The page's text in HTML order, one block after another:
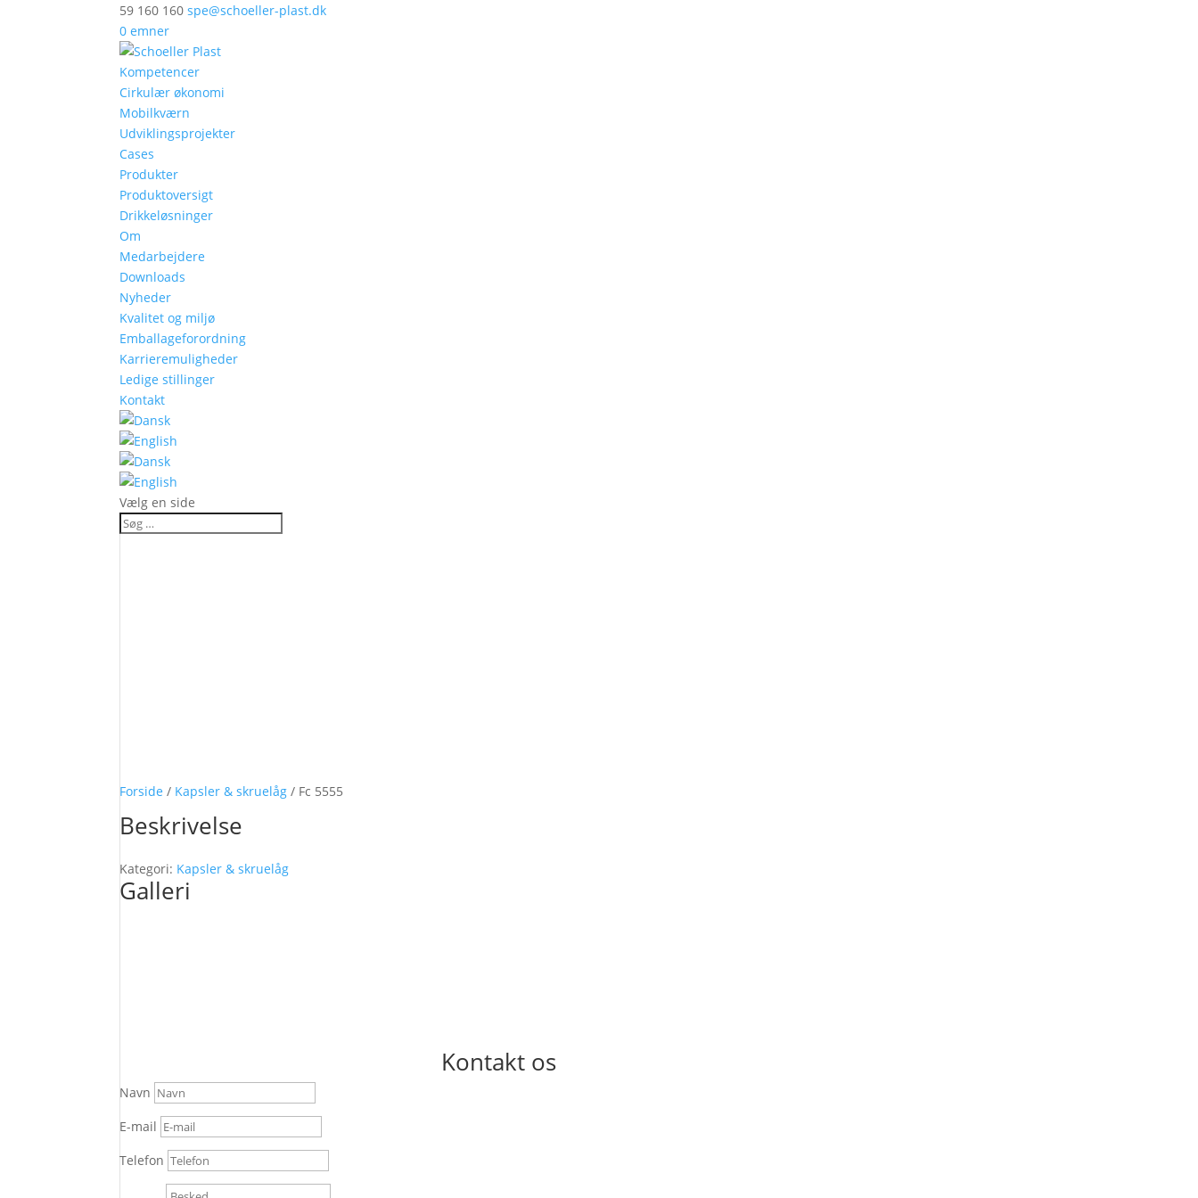
59 160 160 spe@schoeller-plast.dk
0 emner
Kompetencer
Cirkulær økonomi
Mobilkværn
Udviklingsprojekter
Cases
Produkter
Produktoversigt
Drikkeløsninger
Om
Medarbejdere
Downloads
Nyheder
Kvalitet og miljø
Emballageforordning
Karrieremuligheder
Ledige stillinger
Kontakt
Vælg en side
Forside / Kapsler & skruelåg / Fc 5555
Beskrivelse
Kategori: Kapsler & skruelåg
Galleri
Kontakt os
Navn
E-mail
Telefon